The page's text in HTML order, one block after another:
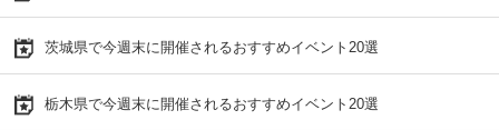
茨城県で今週末に開催されるおすすめイベント20選
栃木県で今週末に開催されるおすすめイベント20選